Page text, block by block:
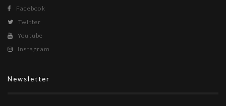
Facebook
Twitter
Youtube
Instagram
Newsletter